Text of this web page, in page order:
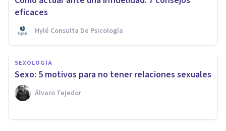
eficaces
Hylé Consulta De Psicología
SEXOLOGÍA
Sexo: 5 motivos para no tener relaciones sexuales
Álvaro Tejedor
Los 10 Másters de Sexología
más prestigiosos